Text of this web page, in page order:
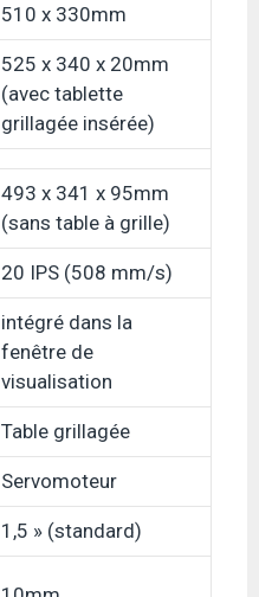
510 x 330mm
525 x 340 x 20mm
(avec tablette
grillagée insérée)
493 x 341 x 95mm
(sans table à grille)
20 IPS (508 mm/s)
intégré dans la
fenêtre de
visualisation
Table grillagée
Servomoteur
1,5 » (standard)